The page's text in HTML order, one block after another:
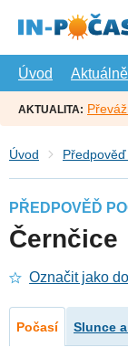
hlavní
Úvod
Aktuálně
AKTUALITA:
Úvod
PŘEDPOVĚĎ
Černčice
Označit jako
Počasí Slunce